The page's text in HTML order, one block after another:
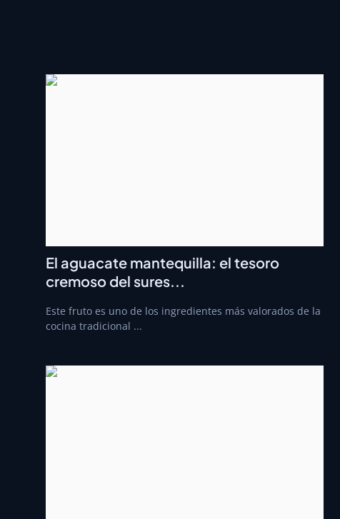
El aguacate mantequilla: el tesoro
cremoso del sures...
Este fruto es uno de los ingredientes más valorados de la
cocina tradicional ...